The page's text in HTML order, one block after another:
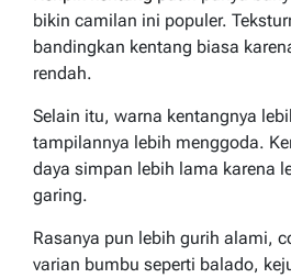
bikin camilan ini populer.
bandingkan kentang biasa
rendah.
Selain itu, warna kentangnya
tampilannya lebih menggoda.
daya simpan lebih lama karena
garing.
Rasanya pun lebih gurih alami,
varian bumbu seperti balado,